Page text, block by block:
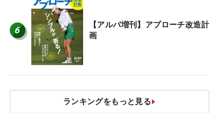
6
【アルバ増刊】アプローチ改造計
画
ランキングをもっと見る